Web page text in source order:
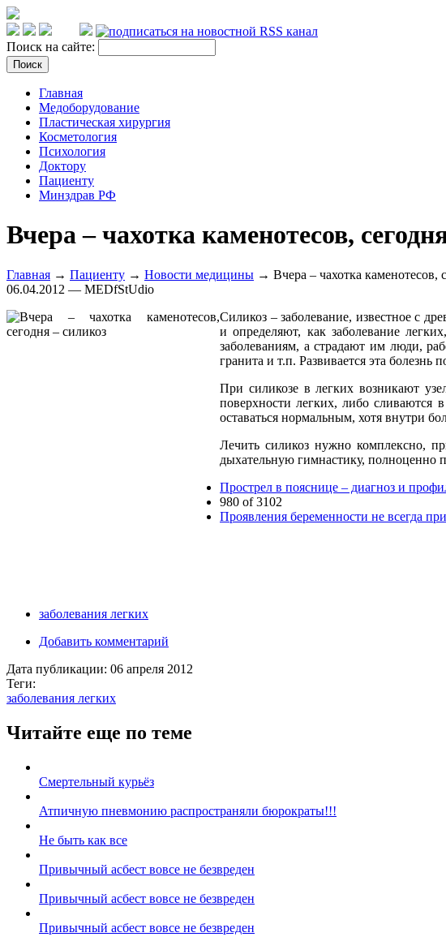
Поиск на сайте:
Главная
Медоборудование
Пластическая хирургия
Косметология
Психология
Доктору
Пациенту
Минздрав РФ
Вчера – чахотка каменотесов,
Главная → Пациенту → Новости медицины → Вчера – чахотка каменотесов,
06.04.2012 — MEDfStUdio
Силикоз – заболевание, известное с
и определяют, как заболевание
заболеваниям, а страдают им люди,
гранита и т.п. Развивается эта болезнь
При силикозе в легких возникают
поверхности легких, либо
оставаться нормальным, хотя внутри
Лечить силикоз нужно комплексно,
дыхательную гимнастику, полноценно
Прострел в пояснице – диагноз и
980 of 3102
Проявления беременности не всегда
заболевания легких
Добавить комментарий
Дата публикации: 06 апреля 2012
Теги:
заболевания легких
Читайте еще по теме
Смертельный курьёз
Атпичную пневмонию распространяли бюрократы!!!
Не быть как все
Привычный асбест вовсе не безвреден
Привычный асбест вовсе не безвреден
Привычный асбест вовсе не безвреден